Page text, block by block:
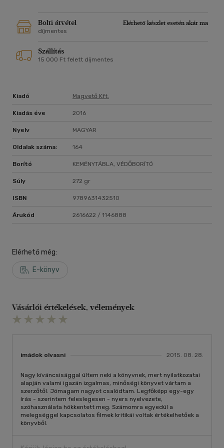
Bolti átvétel
Elérhető készlet esetén akár ma
díjmentes
Szállítás
15 000 Ft felett díjmentes
Kiadó Magvető Kft.
Kiadás éve 2016
Nyelv MAGYAR
Oldalak száma: 164
Borító KEMÉNYTÁBLA, VÉDŐBORÍTÓ
Súly 272 gr
ISBN 9789631432510
Árukód 2616622 / 1146888
Elérhető még:
E-könyv
Vásárlói értékelések, vélemények
imádok olvasni 2015. 08. 28.
Nagy kíváncsisággal ültem neki a könyvnek, mert nyilatkozatai
alapján valami igazán izgalmas, minőségi könyvet vártam a
szerzőtől. Jómagam nagyot csalódtam. Legfőképp egy-egy
írás - szerintem feleslegesen - nyers nyelvezete,
szóhasználata hökkentett meg. Számomra egyedül a
melegséggel kapcsolatos filmek kritikái voltak értékelhetőek a
könyvből.